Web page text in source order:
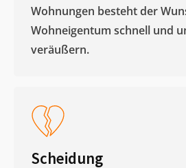
Wohnungen besteht der
Wohneigentum schnell und
veräußern. ​
Scheidung